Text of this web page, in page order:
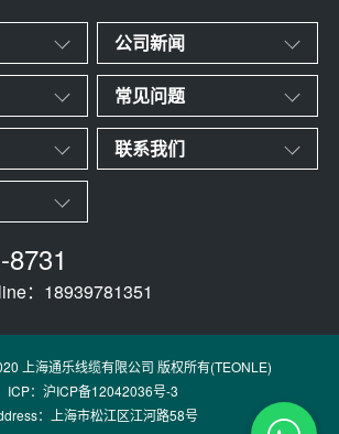
公司新闻
常见问题
联系我们
：18939781351
上海通乐线缆有限公司 版权所有(TEONLE)
ICP： 沪ICP备12042036号-3
：上海市松江区江河路58号